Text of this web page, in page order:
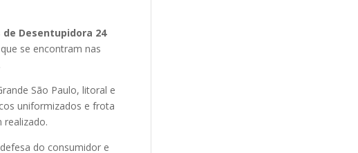
de Desentupidora 24
se encontram nas
São Paulo, litoral e
uniformizados e frota
realizado.
do consumidor e